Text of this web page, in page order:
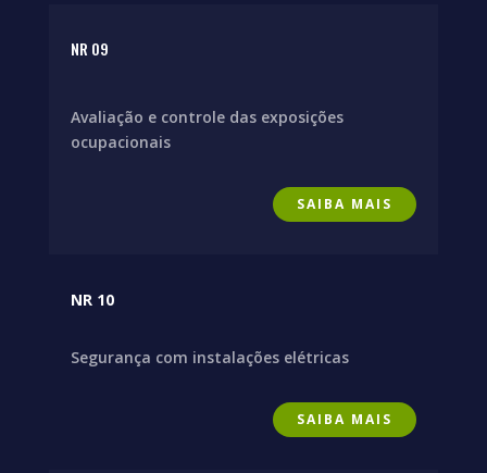
NR 09
Avaliação e controle das exposições
ocupacionais
SAIBA MAIS
NR 10
Segurança com instalações elétricas
SAIBA MAIS